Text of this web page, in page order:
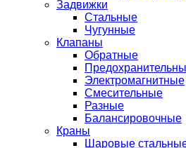
Задвижки
Стальные
Чугунные
Клапаны
Обратные
Электромагнитные
Смесительные
Разные
Балансировочные
Краны
Шаровые